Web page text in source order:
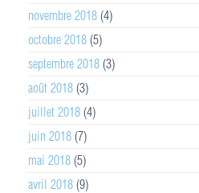
novembre 2018 (4)
octobre 2018 (5)
septembre 2018 (3)
août 2018 (3)
juillet 2018 (4)
juin 2018 (7)
mai 2018 (5)
avril 2018 (9)